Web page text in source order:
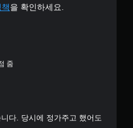
개
을 확인하세요.
줌
다. 당시에 정가주고 했어도